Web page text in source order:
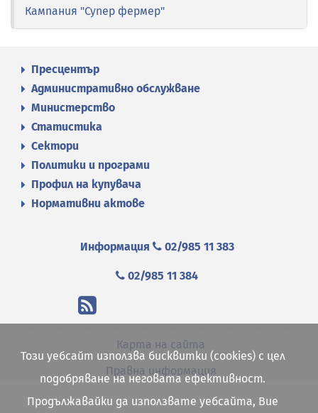
Кампания "Супер фермер"
Пресцентър
Административно обслужване
Министерство
Статистика
Сектори
Политики и програми
Профил на купувача
Нормативни актове
Информация 02/985 11 383
02/985 11 384
Карта на сайта
Правна информация
Този уебсайт използва бисквитки (cookies) с цел
подобряване на неговата ефективност.
Продължавайки да използвате уебсайта, Вие